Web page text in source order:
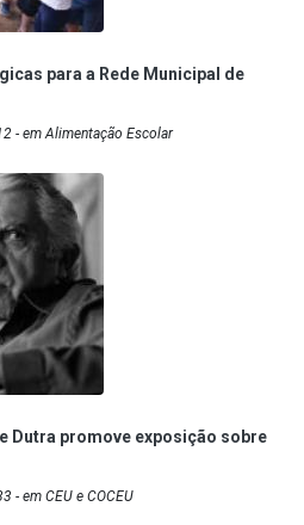
para a Rede Municipal de
- em Alimentação Escolar
Dutra promove exposição sobre
- em CEU e COCEU